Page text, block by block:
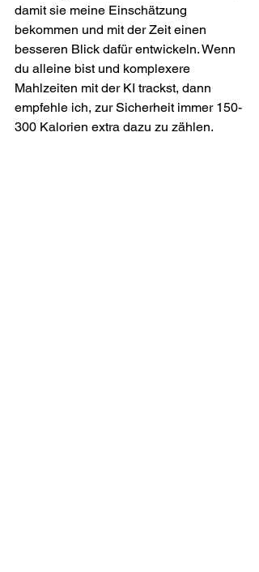
damit sie meine Einschätzung
bekommen und mit der Zeit einen
besseren Blick dafür entwickeln. Wenn
du alleine bist und komplexere
Mahlzeiten mit der KI trackst, dann
empfehle ich, zur Sicherheit immer 150-
300 Kalorien extra dazu zu zählen.